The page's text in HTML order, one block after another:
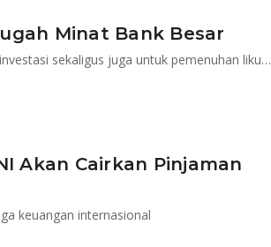
Minat Bank Besar
Bagi bank, reksa dana bisa menjadi instrumen investasi sekaligus juga untuk pemenuhan likuiditas
Akan Cairkan Pinjaman
keuangan internasional